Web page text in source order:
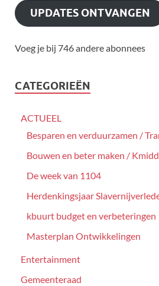
UPDATES ONTVANGEN
Voeg je bij 746 andere abonnees
CATEGORIEËN
ACTUEEL
Besparen en verduurzamen /
Bouwen en beter maken /
De week van 1104
Herdenkingsjaar
kbuurt budget en verbeteringen
Masterplan Ontwikkelingen
Entertainment
Gemeenteraad